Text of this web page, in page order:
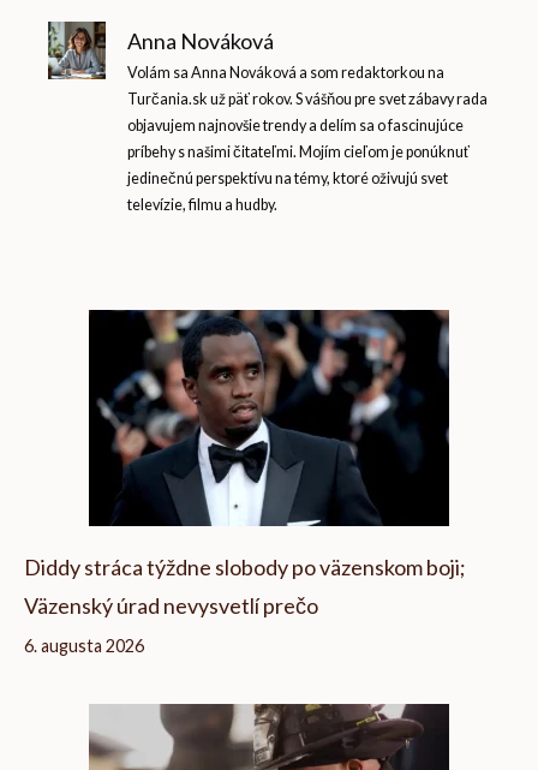
Anna Nováková
Volám sa Anna Nováková a som redaktorkou na
Turčania.sk už päť rokov. S vášňou pre svet zábavy rada
objavujem najnovšie trendy a delím sa o fascinujúce
príbehy s našimi čitateľmi. Mojím cieľom je ponúknuť
jedinečnú perspektívu na témy, ktoré oživujú svet
televízie, filmu a hudby.
Diddy stráca týždne slobody po väzenskom boji;
Väzenský úrad nevysvetlí prečo
6. augusta 2026